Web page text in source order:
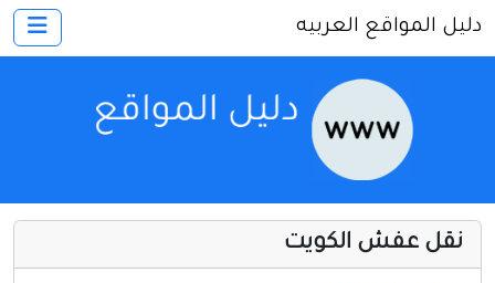
اتصل بنا
أخرى ومنوعه
دليل المواقع العربيه
نقل عفش الكويت